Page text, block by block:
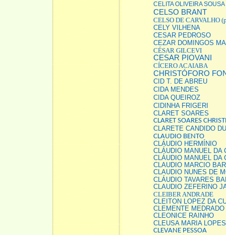
CELITA OLIVEIRA SOUSA
CELSO BRANT
CELSO DE CARVALHO
CELY VILHENA
CESAR PEDROSO
CEZAR DOMINGOS
CÉSAR GILCEVI
CESAR PIOVANI
CÍCERO ACAIABA
CHRISTÓFORO
CID T. DE ABREU
CIDA MENDES
CIDA QUEIROZ
CIDINHA FRIGERI
CLARET SOARES
CLARET SOARES
CLARETE CANDIDO
CLAUDIO BENTO
CLÁUDIO HERMÍNIO
CLÁUDIO MANUEL DA
CLÁUDIO MANUEL DA
CLAUDIO MARCIO
CLAUDIO NUNES DE
CLÁUDIO TAVARES
CLAUDIO ZEFERINO
CLEIBER ANDRADE
CLEITON LOPEZ DA
CLEMENTE MEDRADO
CLEONICE RAINHO
CLEUSA MARIA
CLEVANE PESSOA